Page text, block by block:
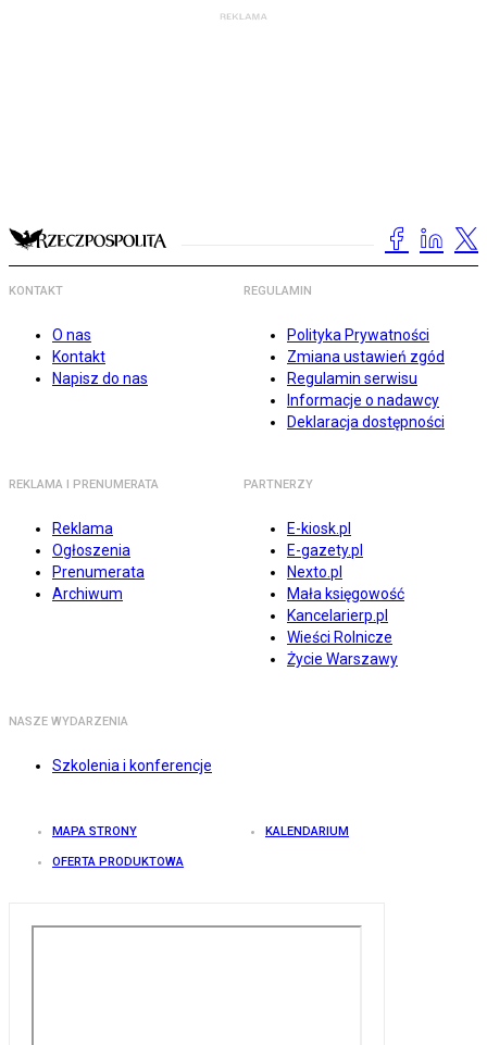
KONTAKT
O nas
Kontakt
Napisz do nas
REGULAMIN
Polityka Prywatności
Zmiana ustawień zgód
Regulamin serwisu
Informacje o nadawcy
Deklaracja dostępności
REKLAMA I PRENUMERATA
Reklama
Ogłoszenia
Prenumerata
Archiwum
PARTNERZY
E-kiosk.pl
E-gazety.pl
Nexto.pl
Mała księgowość
Kancelarierp.pl
Wieści Rolnicze
Życie Warszawy
NASZE WYDARZENIA
Szkolenia i konferencje
MAPA STRONY KALENDARIUM
OFERTA PRODUKTOWA